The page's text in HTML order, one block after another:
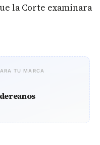
la Corte examinara
TU MARCA